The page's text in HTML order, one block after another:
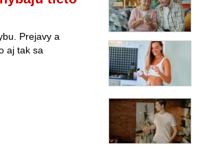
Prejavy a
aj tak sa